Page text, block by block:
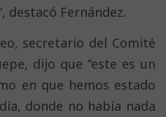
destacó Fernández.
secretario del Comité
dijo que “este es un
en que hemos estado
donde no había nada